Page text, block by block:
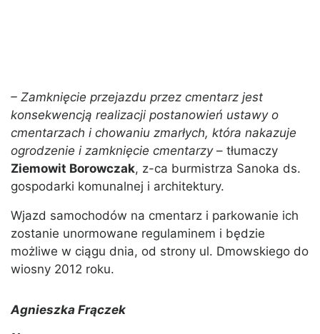
– Zamknięcie przejazdu przez cmentarz jest
konsekwencją realizacji postanowień ustawy o
cmentarzach i chowaniu zmarłych, która nakazuje
ogrodzenie i zamknięcie cmentarzy – tłumaczy
Ziemowit Borowczak, z-ca burmistrza Sanoka ds.
gospodarki komunalnej i architektury.
Wjazd samochodów na cmentarz i parkowanie ich
zostanie unormowane regulaminem i będzie
możliwe w ciągu dnia, od strony ul. Dmowskiego do
wiosny 2012 roku.
Agnieszka Frączek